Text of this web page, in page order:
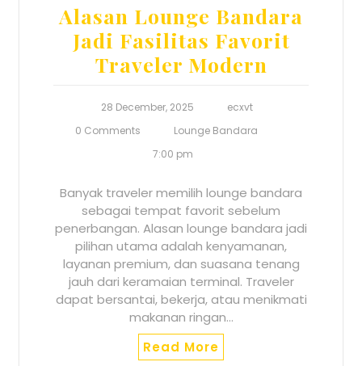
Alasan Lounge Bandara
Jadi Fasilitas Favorit
Traveler Modern
28 December, 2025
ecxvt
0 Comments
Lounge Bandara
7:00 pm
Banyak traveler memilih lounge bandara
sebagai tempat favorit sebelum
penerbangan. Alasan lounge bandara jadi
pilihan utama adalah kenyamanan,
layanan premium, dan suasana tenang
jauh dari keramaian terminal. Traveler
dapat bersantai, bekerja, atau menikmati
makanan ringan…
Read More